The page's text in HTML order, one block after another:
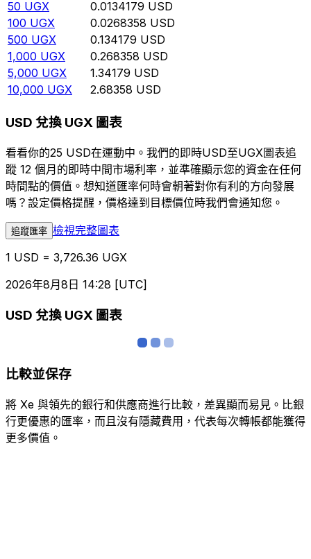
50 UGX 0.0134179 USD
100 UGX 0.0268358 USD
500 UGX 0.134179 USD
1,000 UGX 0.268358 USD
5,000 UGX 1.34179 USD
10,000 UGX 2.68358 USD
USD 兌換 UGX 圖表
看看你的25 USD在運動中。我們的即時USD至UGX圖表追
蹤 12 個月的即時中間市場利率，並準確顯示您的資金在任何
時間點的價值。想知道匯率何時會朝著對你有利的方向發展
嗎？設定價格提醒，價格達到目標價位時我們會通知您。
追蹤匯率 檢視完整圖表
1 USD = 3,726.36 UGX
2026年8月8日 14:28 [UTC]
USD 兌換 UGX 圖表
比較並保存
將 Xe 與領先的銀行和供應商進行比較，差異顯而易見。比銀
行更優惠的匯率，而且沒有隱藏費用，代表每次轉帳都能獲得
更多價值。